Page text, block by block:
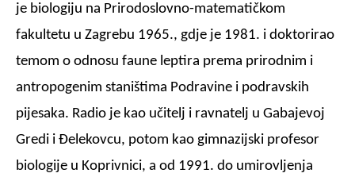
je biologiju na Prirodoslovno-matematičkom
fakultetu u Zagrebu 1965., gdje je 1981. i doktorirao
temom o odnosu faune leptira prema prirodnim i
antropogenim staništima Podravine i podravskih
pijesaka. Radio je kao učitelj i ravnatelj u Gabajevoj
Gredi i Đelekovcu, potom kao gimnazijski profesor
biologije u Koprivnici, a od 1991. do umirovljenja